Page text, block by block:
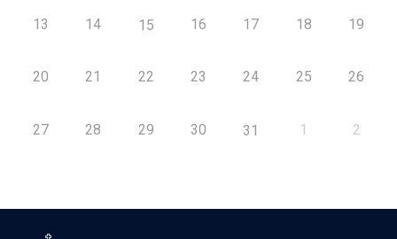
13 14 15 16 17 18 19
20 21 22 23 24 25 26
27 28 29 30 31 1 2